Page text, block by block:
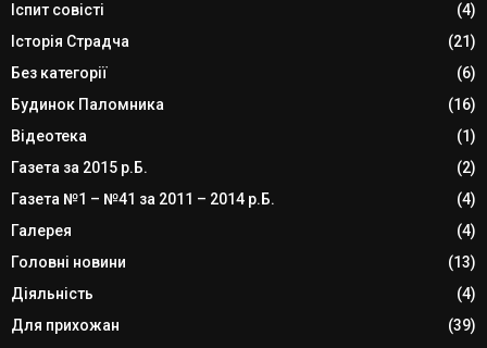
Іспит совісті
(4)
Історія Страдча
(21)
Без категорії
(6)
Будинок Паломника
(16)
Відеотека
(1)
Газета за 2015 р.Б.
(2)
Газета №1 – №41 за 2011 – 2014 р.Б.
(4)
Галерея
(4)
Головні новини
(13)
Діяльність
(4)
Для прихожан
(39)